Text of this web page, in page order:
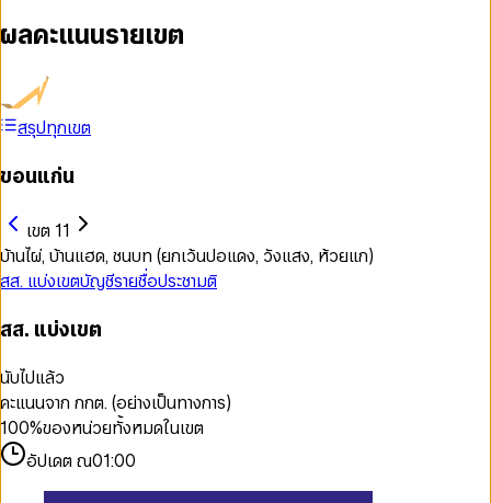
ผลคะแนนรายเขต
สรุปทุกเขต
ขอนแก่น
เขต 11
บ้านไผ่, บ้านแฮด, ชนบท (ยกเว้นปอแดง, วังแสง, ห้วยแก)
สส. แบ่งเขตบัญชีรายชื่อประชามติ
สส. แบ่งเขต
นับไปแล้ว
คะแนนจาก กกต. (อย่างเป็นทางการ)
100%ของหน่วยทั้งหมดในเขต
อัปเดต ณ01:00